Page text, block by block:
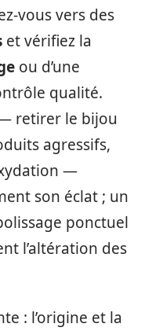
vous vers des
et vérifiez la
ou d’une
qualité.
retirer le bijou
agressifs,
—
son éclat ; un
ponctuel
l’altération des
: l’origine et la